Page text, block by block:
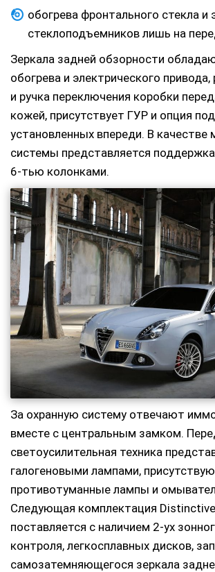
обогрева фронтального стекла и
стеклоподъемников лишь на
Зеркала задней обзорности
обогрева и электрического привода,
и ручка переключения коробки
кожей, присутствует ГУР и опция
установленных впереди. В качестве
системы представляется
6-тью колонками.
За охранную систему отвечают
вместе с центральным замком.
светоусилительная техника
галогеновыми лампами,
противотуманные лампы и
Следующая комплектация
поставляется с наличием 2-ух
контроля, легкосплавных дисков,
самозатемняющегося зеркала